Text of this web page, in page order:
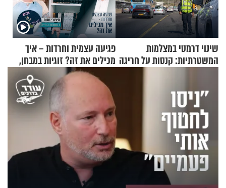
שינוי דרמטי במצלמות
המשטרתיות: קנסות על חריגה
פגיעה עצמית וחרדות – איך
מכילים את זה? זוגיות במבחן,
הפעם עם יהודית ואלתר כהן